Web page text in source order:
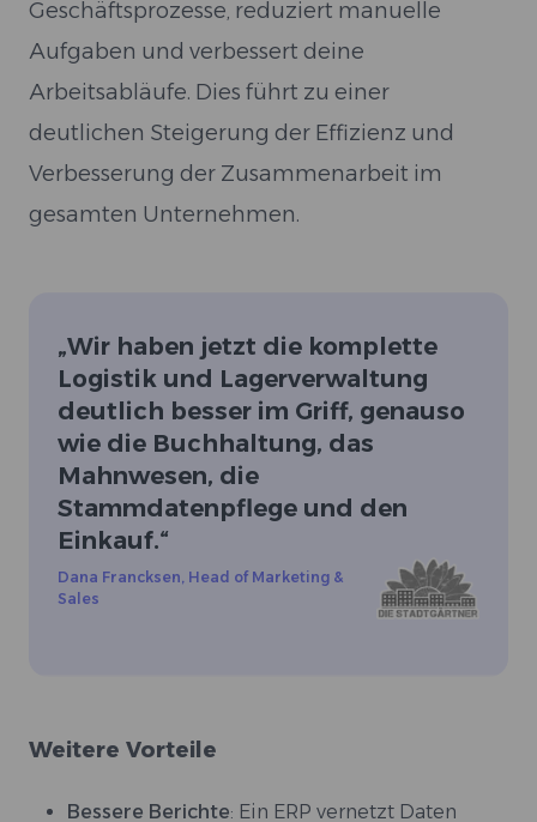
Geschäftsprozesse, reduziert manuelle
Aufgaben und verbessert deine
Arbeitsabläufe. Dies führt zu einer
deutlichen Steigerung der Effizienz und
Verbesserung der Zusammenarbeit im
gesamten Unternehmen.
„Wir haben jetzt die komplette
Logistik und Lagerverwaltung
deutlich besser im Griff, genauso
wie die Buchhaltung, das
Mahnwesen, die
Stammdatenpflege und den
Einkauf.“
Dana Francksen, Head of Marketing &
Sales
Weitere Vorteile
Bessere Berichte: Ein ERP vernetzt Daten